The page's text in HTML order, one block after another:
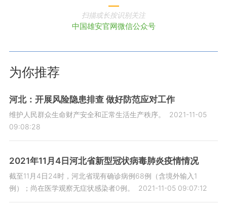
扫描或长按识别关注
中国雄安官网微信公众号
为你推荐
河北：开展风险隐患排查 做好防范应对工作
维护人民群众生命财产安全和正常生活生产秩序。
2021-11-05
09:08:28
2021年11月4日河北省新型冠状病毒肺炎疫情情况
截至11月4日24时，河北省现有确诊病例68例（含境外输入1
例）；尚在医学观察无症状感染者0例。
2021-11-05 09:07:12